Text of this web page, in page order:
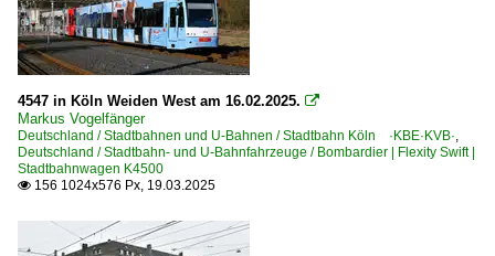
4547 in Köln Weiden West am 16.02.2025. 
Markus Vogelfänger
Deutschland / Stadtbahnen und U-Bahnen / Stadtbahn Köln ·KBE·KVB·,
Deutschland / Stadtbahn- und U-Bahnfahrzeuge / Bombardier | Flexity Swift |
Stadtbahnwagen K4500
 156 1024x576 Px, 19.03.2025